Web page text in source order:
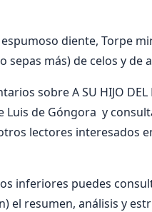
diente, Torpe
sepas más) de celos y de
sobre A SU HIJO DEL
Luis de Góngora y
lectores interesados
inferiores puedes
el resumen, análisis y